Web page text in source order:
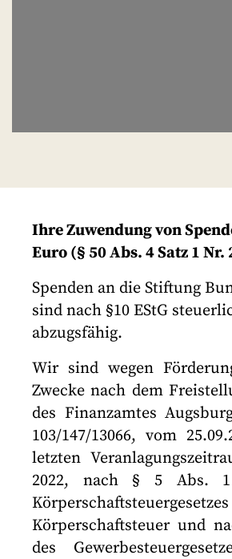
Ihre Zuwendung von
Euro (§ 50 Abs. 4 Satz 1 Nr.
Spenden an die Stiftung
sind nach §10 EStG
abzugsfähig.
Wir sind wegen
Zwecke nach dem
des Finanzamtes
103/147/13066, vom
letzten
2022, nach § 5 Abs.
Körperschaftsteuer und
des